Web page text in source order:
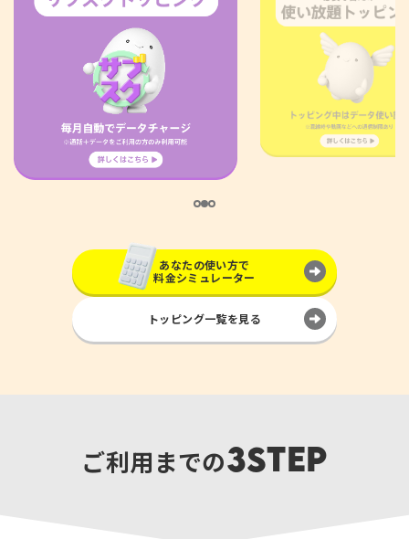
あなたの使い方で
料金シミュレーター
トッピング一覧を見る
ご利用までの3STEP